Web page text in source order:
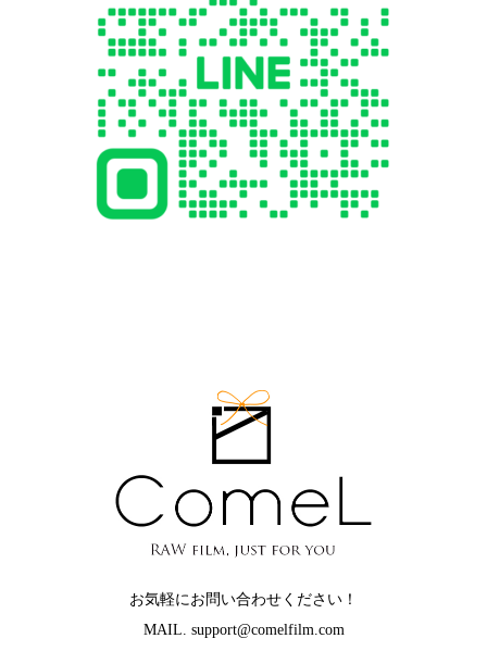
お気軽にお問い合わせください！
MAIL. support@comelfilm.com